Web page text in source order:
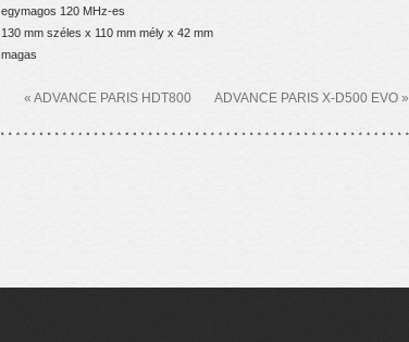
egymagos 120 MHz-es
130 mm széles x 110 mm mély x 42 mm
magas
« ADVANCE PARIS HDT800 ADVANCE PARIS X-D500 EVO »